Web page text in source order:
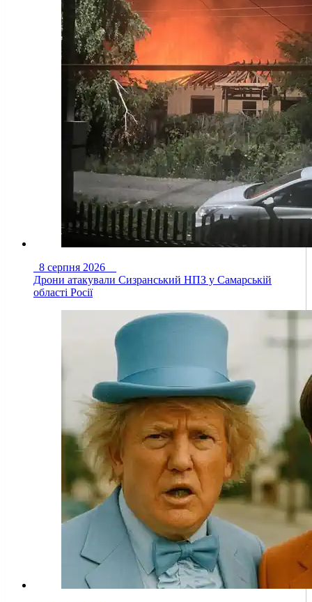
8 серпня 2026
Дрони атакували Сизранський НПЗ у Самарській
області Росії